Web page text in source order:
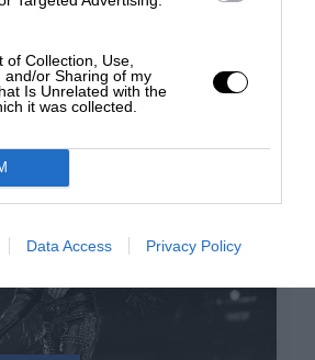
of Collection, Use,
and/or Sharing of my
Is Unrelated with the
it was collected.
Data Access Privacy Policy